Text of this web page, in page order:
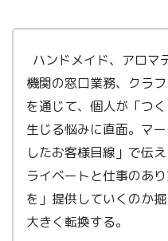
ハンドメイド、アロマ
機関の窓口業務、クラ
を通じて、個人が「つ
生じる悩みに直面。マ
したお客様目線」で伝
ライベートと仕事のあ
を」提供していくのか
大きく転換する。